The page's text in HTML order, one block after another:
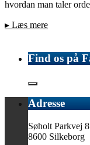
hvordan man taler
▸ Læs mere
Find os på
Adresse
Søholt Parkvej 8
8600 Silkeborg